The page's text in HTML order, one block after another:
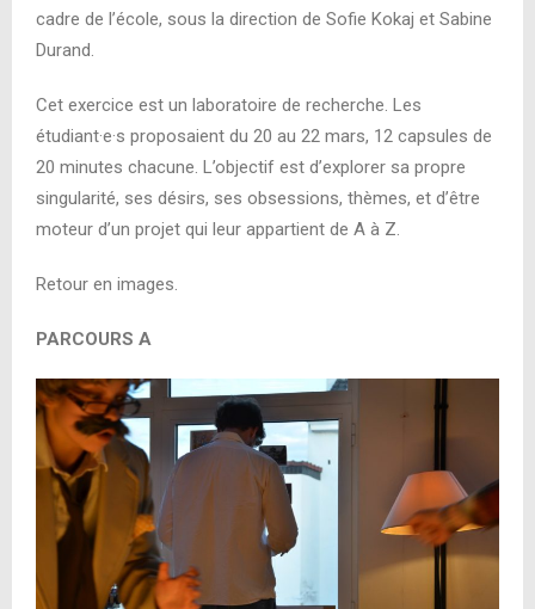
cadre de l’école, sous la direction de Sofie Kokaj et Sabine
Durand.
Cet exercice est un laboratoire de recherche. Les
étudiant·e·s proposaient du 20 au 22 mars, 12 capsules de
20 minutes chacune. L’objectif est d’explorer sa propre
singularité, ses désirs, ses obsessions, thèmes, et d’être
moteur d’un projet qui leur appartient de A à Z.
Retour en images.
PARCOURS A